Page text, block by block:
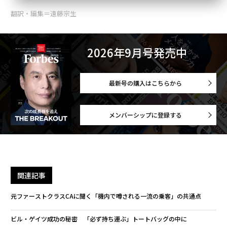
翻訳・編集＝遠藤宗生
2026年9月号発売中
最新号の購入はこちらから
メンバーシップに登録する
関連記事
元ファーストクラスCAに聞く「機内で噂される一流の乗客」の共通点
ビル・ゲイツ成功の秘密 「必ず持ち運ぶ」トートバッグの中に